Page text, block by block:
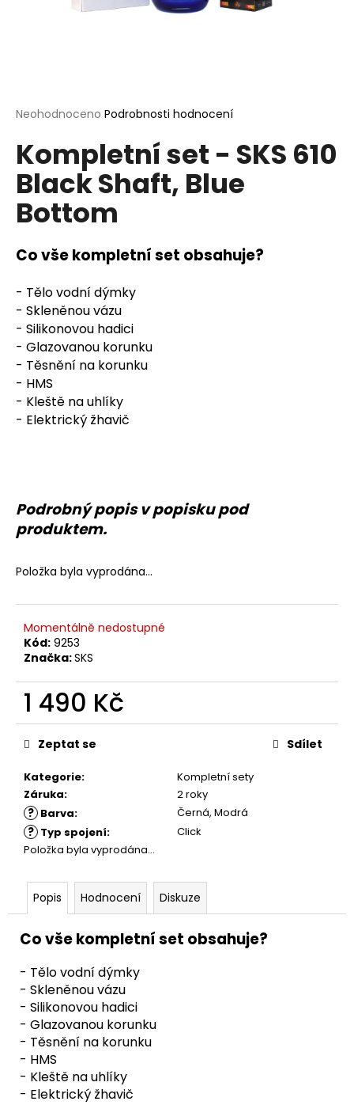
Průměrné
produktu
je
0,0
5
hvězdiček.
Neohodnoceno Podrobnosti hodnocení
Kompletní set - SKS 610
Black Shaft, Blue
Bottom
Co vše kompletní set obsahuje?
- Tělo vodní dýmky
- Skleněnou vázu
- Silikonovou hadici
- Glazovanou korunku
- Těsnění na korunku
- HMS
- Kleště na uhlíky
- Elektrický žhavič
Podrobný popis v popisku pod
produktem.
Položka byla vyprodána…
Momentálně nedostupné
Kód: 9253
Značka:SKS
1 490 Kč
Měrná
cena:
Kategorie:
Kompletní sety
Záruka: 2 roky
? Barva: Černá, Modrá
? Typ spojení:
Click
Položka byla vyprodána…
Zeptat se Sdílet
Popis Hodnocení Diskuze
Co vše kompletní set obsahuje?
- Tělo vodní dýmky
- Skleněnou vázu
- Silikonovou hadici
- Glazovanou korunku
- Těsnění na korunku
- HMS
- Kleště na uhlíky
- Elektrický žhavič
HLEDAT
D
p
o
r
e
m